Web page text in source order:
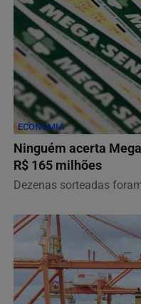
ECONOMIA
Ninguém acerta
R$ 165 milhões
Dezenas sorteadas